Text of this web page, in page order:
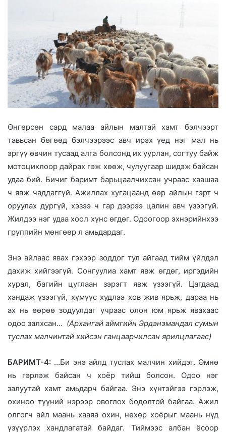
Өнгөрсөн сард малаа айлын малтай хамт бэлчээрт
тавьсан бөгөөд бэлчээрээс авч ирэх үед нэг мал нь
эргүү өвчин тусаад алга болсонд их уурлан, согтуу байж
мотоциклоор дайрах гэж хөөж, чулуугаар шидэж байсан
удаа бий. Бичиг баримт барьцаалчихсан учраас хаашаа
ч явж чаддаггүй. Ажиллах хугацаанд өөр айлын гэрт ч
оруулах дургүй, хэзээ ч гар дээрээ цалин авч үзээгүй.
Жилдээ нэг удаа хоол хүнс өгдөг. Одоогоор эхнэрийнхээ
группийн мөнгөөр л амьдардаг.
Энэ айлаас явах гэхээр зоддог тул айгаад тийм үйлдэл
дахиж хийгээгүй. Сонгуулиа хамт явж өгдөг, иргэдийн
хурал, багийн цуглаан зэрэгт явж үзээгүй. Цагдаад
хандаж үзээгүй, хүмүүс худлаа хов жив ярьж, дараа нь
ах нь өөрөө зодуулдаг учраас олон юм ярьж явахаас
одоо залхсан… (Архангай аймгийн Эрдэнэмандал сумын
туслах малчинтай хийсэн ганцаарчилсан ярилцлагаас)
БАРИМТ-4: …Би энэ айлд туслах малчин хийдэг. Өмнө
нь гэрлэж байсан ч хоёр тийш болсон. Одоо нэг
залуутай хамт амьдарч байгаа. Энэ хүнтэйгээ гэрлэж,
охиноо түүний нэрээр овоглох бодолтой байгаа. Ажил
олгогч айл маань хааяа охин, нөхөр хоёрыг маань нүд
үзүүрлэх хандлагатай байдаг. Тиймээс албан ёсоор